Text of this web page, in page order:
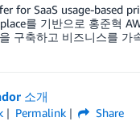
for SaaS usage-based
를 기반으로 홍준혁
구축하고 비즈니스를
소개
Permalink
Share